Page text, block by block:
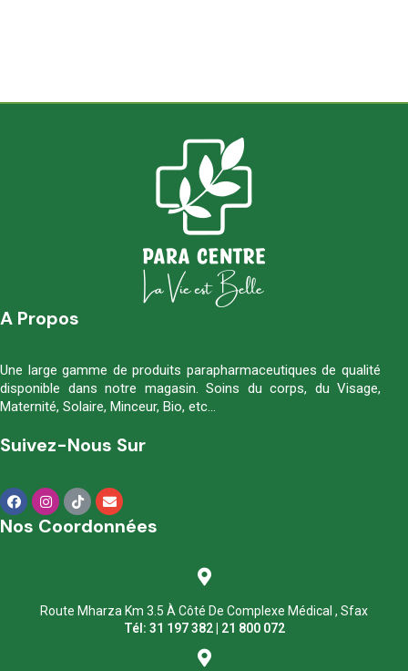
A Propos
Une large gamme de produits parapharmaceutiques de qualité
disponible dans notre magasin. Soins du corps, du Visage,
Maternité, Solaire, Minceur, Bio, etc…
Suivez-Nous Sur
Nos Coordonnées
Route Mharza Km 3.5 À Côté De Complexe Médical , Sfax
Tél: 31 197 382 | 21 800 072